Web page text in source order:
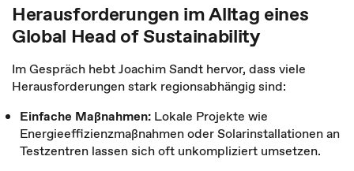
Herausforderungen im Alltag eines
Global Head of Sustainability
Im Gespräch hebt Joachim Sandt hervor, dass viele
Herausforderungen stark regionsabhängig sind:
Einfache Maßnahmen: Lokale Projekte wie
Energieeffizienzmaßnahmen oder Solarinstallationen an
Testzentren lassen sich oft unkompliziert umsetzen.